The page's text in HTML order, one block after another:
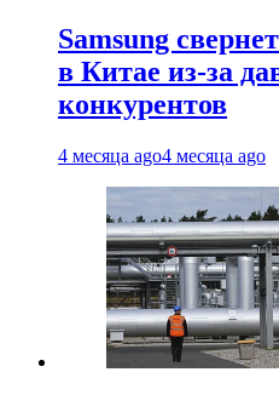
Samsung
в Китае из-за
конкурентов
4 месяца ago4 месяца ago